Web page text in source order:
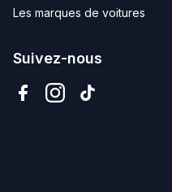
Les marques de voitures
Suivez-nous